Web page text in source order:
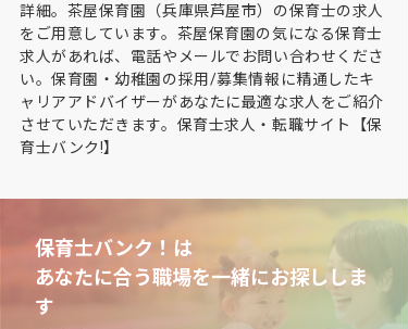
詳細。茶屋保育園（兵庫県芦屋市）の保育士の求人
をご用意しています。茶屋保育園の気になる保育士
求人があれば、電話やメールでお問い合わせくださ
い。保育園・幼稚園の採用/募集情報に精通したキ
ャリアアドバイザーがあなたに最適な求人をご紹介
させていただきます。保育士求人・転職サイト【保
育士バンク!】
保育士バンク！は
あなたに合う職場を一緒にお探ししま
す